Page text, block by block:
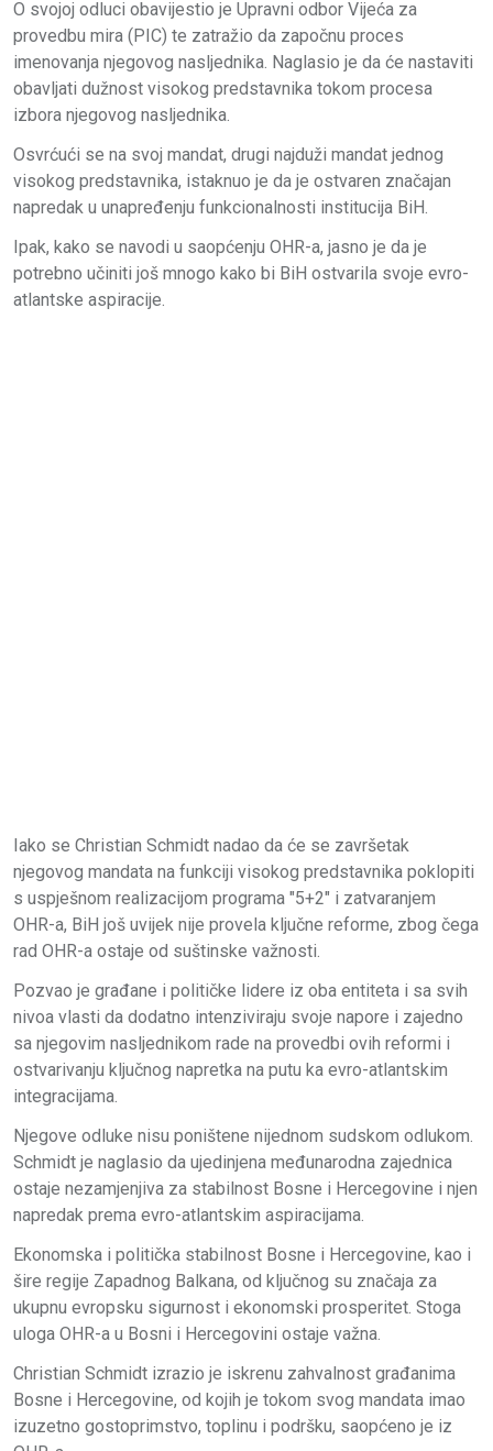
O svojoj odluci obavijestio je Upravni odbor Vijeća za
provedbu mira (PIC) te zatražio da započnu proces
imenovanja njegovog nasljednika. Naglasio je da će nastaviti
obavljati dužnost visokog predstavnika tokom procesa
izbora njegovog nasljednika.
Osvrćući se na svoj mandat, drugi najduži mandat jednog
visokog predstavnika, istaknuo je da je ostvaren značajan
napredak u unapređenju funkcionalnosti institucija BiH.
Ipak, kako se navodi u saopćenju OHR-a, jasno je da je
potrebno učiniti još mnogo kako bi BiH ostvarila svoje evro-
atlantske aspiracije.
Iako se Christian Schmidt nadao da će se završetak
njegovog mandata na funkciji visokog predstavnika poklopiti
s uspješnom realizacijom programa "5+2" i zatvaranjem
OHR-a, BiH još uvijek nije provela ključne reforme, zbog čega
rad OHR-a ostaje od suštinske važnosti.
Pozvao je građane i političke lidere iz oba entiteta i sa svih
nivoa vlasti da dodatno intenziviraju svoje napore i zajedno
sa njegovim nasljednikom rade na provedbi ovih reformi i
ostvarivanju ključnog napretka na putu ka evro-atlantskim
integracijama.
Njegove odluke nisu poništene nijednom sudskom odlukom.
Schmidt je naglasio da ujedinjena međunarodna zajednica
ostaje nezamjenjiva za stabilnost Bosne i Hercegovine i njen
napredak prema evro-atlantskim aspiracijama.
Ekonomska i politička stabilnost Bosne i Hercegovine, kao i
šire regije Zapadnog Balkana, od ključnog su značaja za
ukupnu evropsku sigurnost i ekonomski prosperitet. Stoga
uloga OHR-a u Bosni i Hercegovini ostaje važna.
Christian Schmidt izrazio je iskrenu zahvalnost građanima
Bosne i Hercegovine, od kojih je tokom svog mandata imao
izuzetno gostoprimstvo, toplinu i podršku, saopćeno je iz